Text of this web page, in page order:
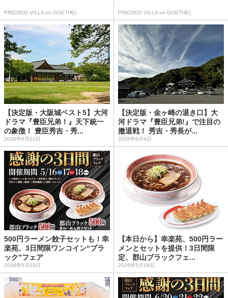
PR(COCO VILLA on GOETHE) PR(COCO VILLA on GOETHE)
【決定版・大阪城ベスト5】大河
ドラマ『豊臣兄弟！』天下統一
の象徴！ 豊臣秀吉・秀...
2026年6月12日
【決定版・金ヶ崎の退き口】大
河ドラマ『豊臣兄弟!』で注目の
撤退戦！ 秀吉・秀長が...
2026年6月4日
500円ラーメン餃子セットも！幸
楽苑、3日間限ワンコイン“ブラ
ック”フェア
2026年5月10日
【本日から】幸楽苑、500円ラー
メンとセットを提供！3日間限
定、郡山ブラックフェ...
2026年5月16日